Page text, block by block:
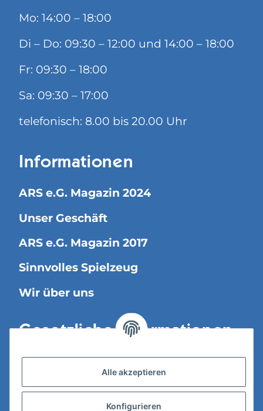
Mo: 14:00 – 18:00
Di – Do: 09:30 – 12:00 und 14:00 – 18:00
Fr: 09:30 – 18:00
Sa: 09:30 – 17:00
telefonisch: 8.00 bis 20.00 Uhr
Informationen
ARS e.G. Magazin 2024
Unser Geschäft
ARS e.G. Magazin 2017
Sinnvolles Spielzeug
Wir über uns
Gesetzliche Informationen
Versandinformationen
Datenschutz
Alle akzeptieren
Konfigurieren